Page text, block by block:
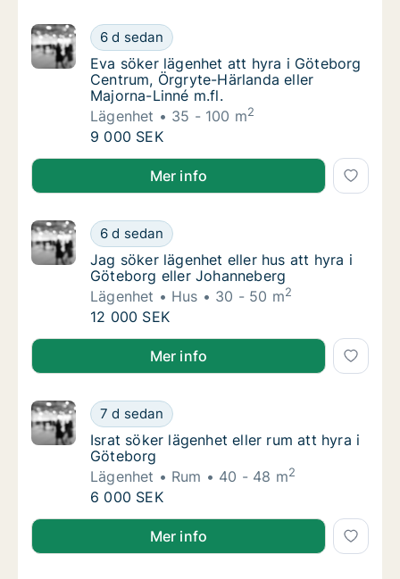
Eva söker lägenhet att hyra i Göteborg
6 d sedan
Eva söker lägenhet att hyra i Göteborg
Eva söker lägenhet att hyra i Göteborg
Centrum, Örgryte-Härlanda eller
Majorna-Linné m.fl.
Lägenhet
35 - 100 m2
Eva söker lägenhet att hyra i Göteborg
9 000 SEK
Eva söker lägenhet att hyra i Göteborg Centrum,
Mer info
Jag söker lägenhet eller hus att hyra i
6 d sedan
Jag söker lägenhet eller hus att hyra i
Jag söker lägenhet eller hus att hyra i
Göteborg eller Johanneberg
Lägenhet
Hus 30 - 50 m2
Jag söker lägenhet eller hus att hyra i
12 000 SEK
Jag söker lägenhet eller hus att hyra i Göteborg
Mer info
Israt söker lägenhet eller rum att hyra i
7 d sedan
Israt söker lägenhet eller rum att hyra i
Israt söker lägenhet eller rum att hyra i
Göteborg
Lägenhet
Rum 40 - 48 m2
Israt söker lägenhet eller rum att hyra i
6 000 SEK
Israt söker lägenhet eller rum att hyra i Göteborg
Mer info